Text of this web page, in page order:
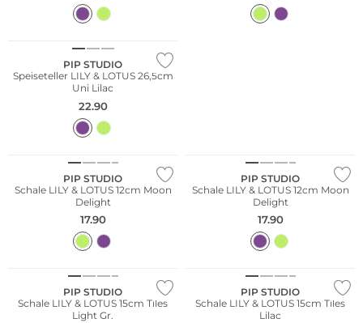
PIP STUDIO
Speiseteller LILY & LOTUS 26,5cm
Uni Lilac
22.90
PIP STUDIO
Schale LILY & LOTUS 12cm Moon
Delight
17.90
PIP STUDIO
Schale LILY & LOTUS 12cm Moon
Delight
17.90
PIP STUDIO
Schale LILY & LOTUS 15cm Tiles
Light Gr.
PIP STUDIO
Schale LILY & LOTUS 15cm Tiles
Lilac